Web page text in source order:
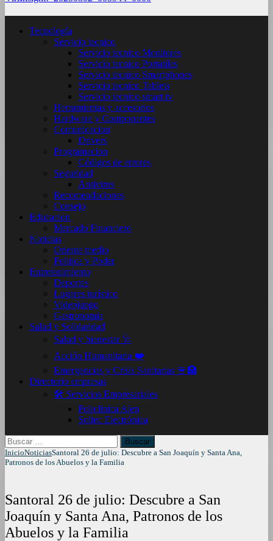
Tecnología
Servicio tecnico
Servicio tecnico Monitores
Servicio tecnico Portatiles
Servicio tecnico Smartphones
Servicio tecnico Tablets
Servicio tecnico smart tv
Herramientas y accesorios
Hardware y Componentes
Comunicacion
Drivers
Programacion
Códigos de errores
Seguridad
Antivirus
Recomendaciones
Consejo
Educacion
Mercado Financiero
Noticias
Oriente medio
Politica y Poder
Entretenimiento
Deportes
Lugares turístico
Videojuego
Gastronomia
Salud y Solidaridad
Salud y bienestar 🩺
Acción Humanitaria ❤️
Emergencias y Crisis Sanitarias 🚨🏥
Directorio empresas
🛠️ Servicios Empresariales
Policlinica Alen
Soltec Electrónica
Buscar:
InicioNoticiasSantoral 26 de julio: Descubre a San Joaquín y Santa Ana,
Patronos de los Abuelos y la Familia
Santoral 26 de julio: Descubre a San
Joaquín y Santa Ana, Patronos de los
Abuelos y la Familia